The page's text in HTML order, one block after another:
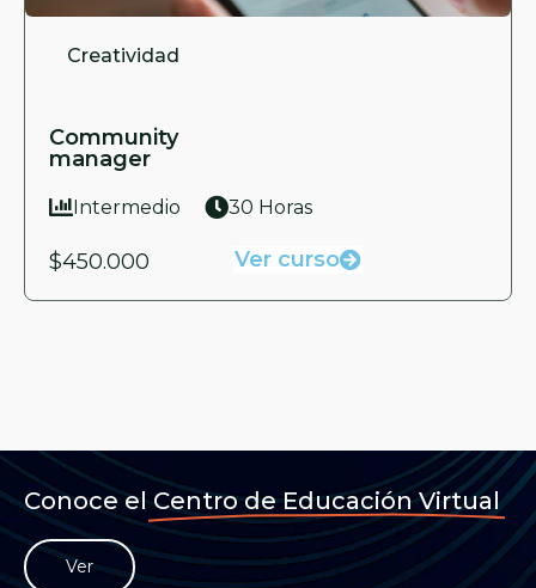
Creatividad
Community
manager
Intermedio 30 Horas
$450.000 Ver curso
Conoce elCentro de Educación Virtual
Ver